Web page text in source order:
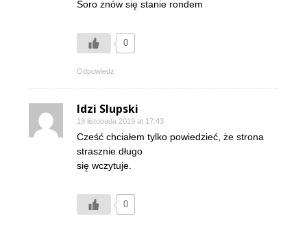
Soro znów się stanie rondem
0
Odpowiedz
Idzi Slupski
19 listopada 2019 at 17:43
Cześć chciałem tylko powiedzieć, że strona
strasznie długo
się wczytuje.
0